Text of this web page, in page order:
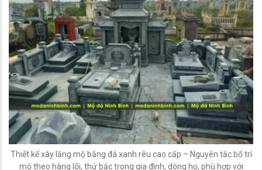
Thiết kế xây lăng mộ bằng đá xanh rêu cao cấp – Nguyên tắc bố trí
mộ theo hàng lối, thứ bậc trong gia đình, dòng họ, phù hợp với